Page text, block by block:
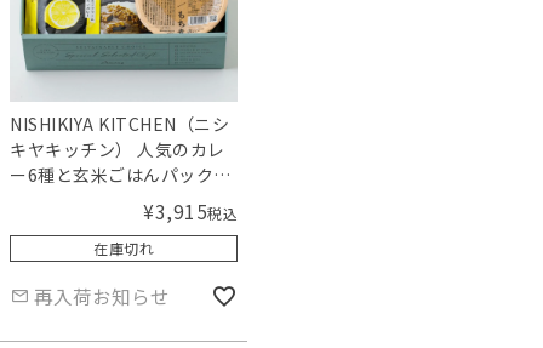
NISHIKIYA KITCHEN（ニシ
キヤキッチン） 人気のカレ
ー6種と玄米ごはんパックギ
フト【ギフトボックス入
り】／Amingオリジナルセ
¥3,915税込
在庫切れ
再入荷お知らせ